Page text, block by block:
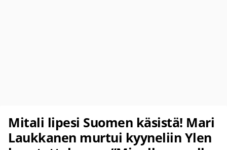
Mitali lipesi Suomen käsistä! Mari
Laukkanen murtui kyyneliin Ylen